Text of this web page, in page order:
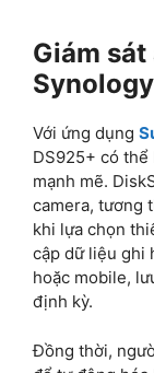
Giám
Với ứng dụng
DS925+ có thể
mạnh mẽ.
camera, tương
khi lựa chọn
cập dữ liệu ghi
hoặc mobile,
định kỳ.
Đồng thời,